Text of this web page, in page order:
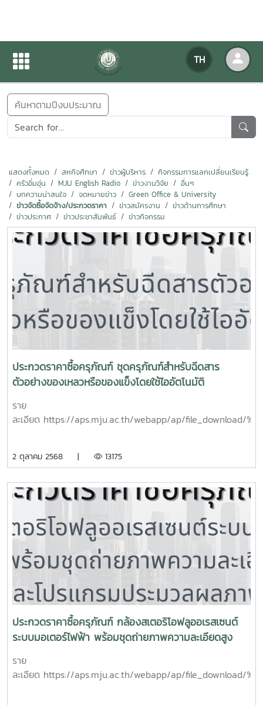
TH
ข่าวสารกิจกรรม
ค้นหาตามปีงบประมาณ
แสดงทั้งหมด สหกิจศึกษา ข่าวผู้บริหาร
กิจกรรมการแลกเปลี่ยนเรียนรู้
ครัวอิ่มอุ่น
MJU English Radio ข่าวงานวิจัย
อื่นๆ
บทความน่าสนใจ
จดหมายข่าว
Green Office & University
ข่าวจัดซื้อจัดจ้าง/ประกวดราคา
ข่าวสมัครงาน
ข่าวด้านการศึกษา
ข่าวประกาศ
ข่าวประชาสัมพันธ์ ข่าวกิจกรรม
ประกวดราคาซื้อครุภัณฑ์ ชุดครุภัณฑ์สำหรับฉีดสาร
ตัวอย่างของเหลวหรือของแข็งโดยใช้ไออัตโนมัติ
ราย
ละเอียด https://aps.mju.ac.th/webapp/ap/file_download/
2 ตุลาคม 2568 | 13175
ประกวดราคาซื้อครุภัณฑ์ กล้องสเตอริโอฟลูออเรสเซนต์
ระบบมอเตอร์ไฟฟ้า พร้อมชุดถ่ายภาพความละเอียดสูง
ราย
ละเอียด https://aps.mju.ac.th/webapp/ap/file_download/